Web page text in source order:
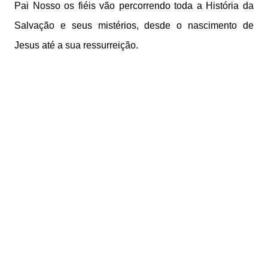
Pai Nosso os fiéis vão percorrendo toda a História da
Salvação e seus mistérios, desde o nascimento de
Jesus até a sua ressurreição.